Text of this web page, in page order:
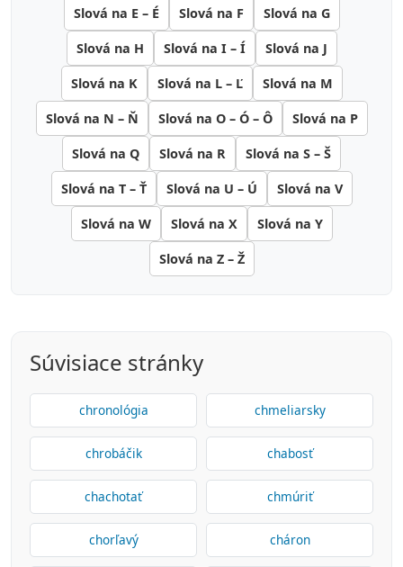
Slová na E – É Slová na F Slová na G
Slová na H Slová na I – Í Slová na J
Slová na K Slová na L – Ľ Slová na M
Slová na N – Ň Slová na O – Ó – Ô Slová na P
Slová na Q Slová na R Slová na S – Š
Slová na T – Ť Slová na U – Ú Slová na V
Slová na W Slová na X Slová na Y
Slová na Z – Ž
Súvisiace stránky
chronológia chmeliarsky
chrobáčik chabosť
chachotať chmúriť
chorľavý cháron